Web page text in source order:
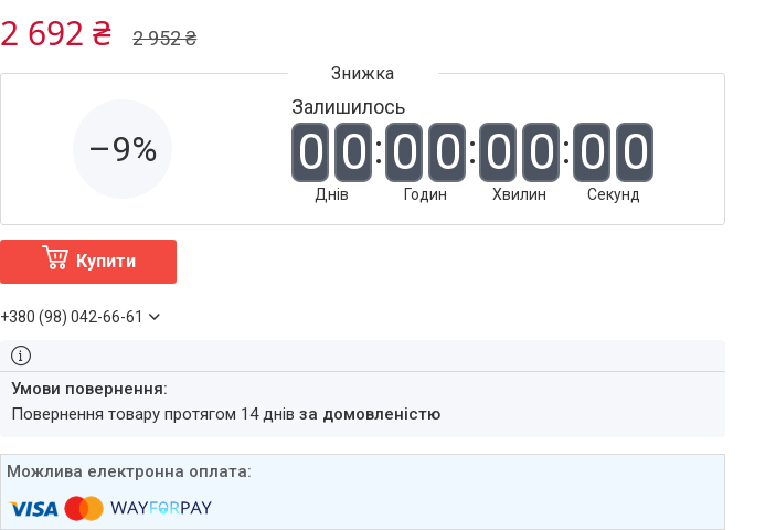
2 952 ₴
2 692 ₴
–9%
Залишилось
0 0
Днів
0 0
Годин
0 0
Хвилин
0 0
Секунд
Купити
+380 (98) 042-66-61
повернення товару протягом 14 днівза домовленістю